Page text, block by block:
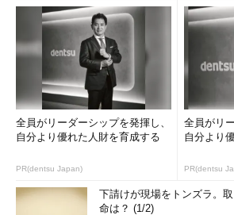
全員がリーダーシップを発揮し、
自分より優れた人財を育成する
PR(dentsu Japan)
全員がリ
自分より
PR(dentsu
下請けが現場をトンズラ。
命は？ (1/2)